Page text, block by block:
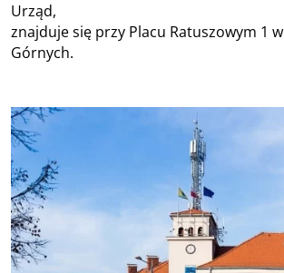
Urząd,
znajduje się przy Placu Ratuszowym 1
Górnych.